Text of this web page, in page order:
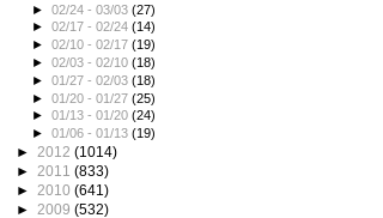
►02/24 - 03/03(27)
►02/17 - 02/24(14)
►02/10 - 02/17(19)
►02/03 - 02/10(18)
►01/27 - 02/03(18)
►01/20 - 01/27(25)
►01/13 - 01/20(24)
►01/06 - 01/13(19)
► 2012 (1014)
► 2011 (833)
► 2010 (641)
► 2009 (532)